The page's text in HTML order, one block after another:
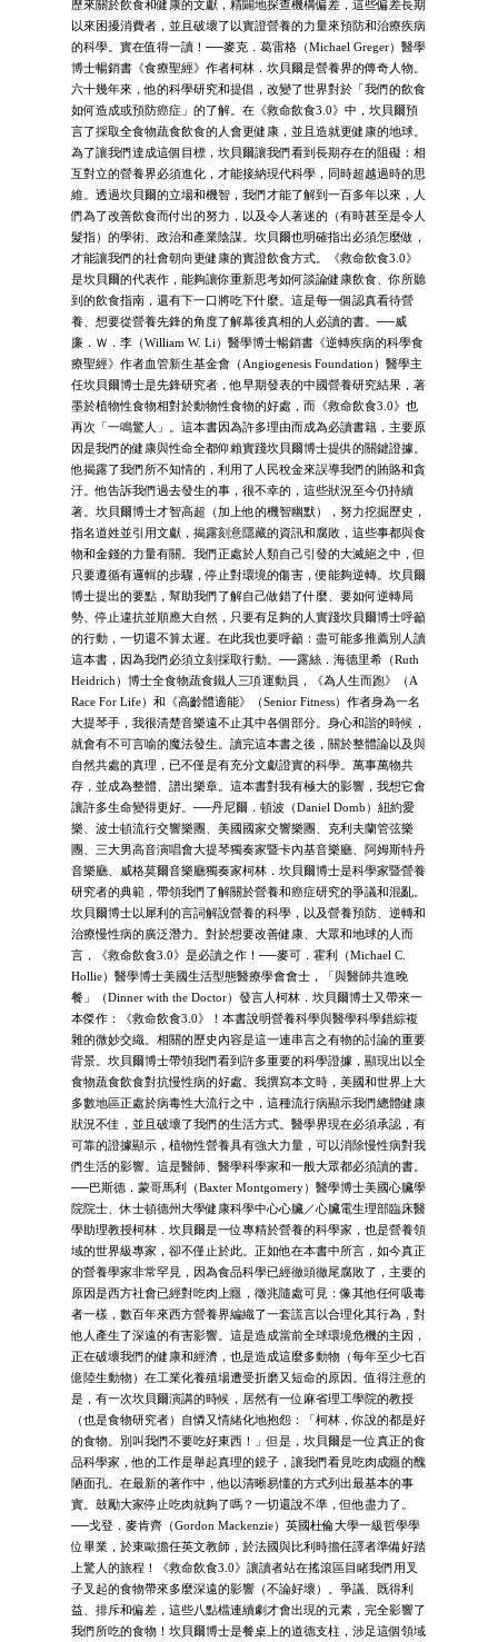
歷來關於飲食和健康的文獻，精闢地探查機構偏差，這些偏差長期
以來困擾消費者，並且破壞了以實證營養的力量來預防和治療疾病
的科學。實在值得一讀！──麥克．葛雷格（Michael Greger）醫學
博士暢銷書《食療聖經》作者柯林．坎貝爾是營養界的傳奇人物。
六十幾年來，他的科學研究和提倡，改變了世界對於「我們的飲食
如何造成或預防癌症」的了解。在《救命飲食3.0》中，坎貝爾預
言了採取全食物蔬食飲食的人會更健康，並且造就更健康的地球。
為了讓我們達成這個目標，坎貝爾讓我們看到長期存在的阻礙：相
互對立的營養界必須進化，才能接納現代科學，同時超越過時的思
維。透過坎貝爾的立場和機智，我們才能了解到一百多年以來，人
們為了改善飲食而付出的努力，以及令人著迷的（有時甚至是令人
髮指）的學術、政治和產業陰謀。坎貝爾也明確指出必須怎麼做，
才能讓我們的社會朝向更健康的實證飲食方式。《救命飲食3.0》
是坎貝爾的代表作，能夠讓你重新思考如何談論健康飲食、你所聽
到的飲食指南，還有下一口將吃下什麼。這是每一個認真看待營
養、想要從營養先鋒的角度了解幕後真相的人必讀的書。──威
廉．Ｗ．李（William W. Li）醫學博士暢銷書《逆轉疾病的科學食
療聖經》作者血管新生基金會（Angiogenesis Foundation）醫學主
任坎貝爾博士是先鋒研究者，他早期發表的中國營養研究結果，著
墨於植物性食物相對於動物性食物的好處，而《救命飲食3.0》也
再次「一鳴驚人」。這本書因為許多理由而成為必讀書籍，主要原
因是我們的健康與性命全都仰賴實踐坎貝爾博士提供的關鍵證據。
他揭露了我們所不知情的，利用了人民稅金來誤導我們的賄賂和貪
汙。他告訴我們過去發生的事，很不幸的，這些狀況至今仍持續
著。坎貝爾博士才智高超（加上他的機智幽默），努力挖掘歷史，
指名道姓並引用文獻，揭露刻意隱藏的資訊和腐敗，這些事都與食
物和金錢的力量有關。我們正處於人類自己引發的大滅絕之中，但
只要遵循有邏輯的步驟，停止對環境的傷害，便能夠逆轉。坎貝爾
博士提出的要點，幫助我們了解自己做錯了什麼、要如何逆轉局
勢、停止違抗並順應大自然，只要有足夠的人實踐坎貝爾博士呼籲
的行動，一切還不算太遲。在此我也要呼籲：盡可能多推薦別人讀
這本書，因為我們必須立刻採取行動。──露絲．海德里希（Ruth
Heidrich）博士全食物蔬食鐵人三項運動員，《為人生而跑》（A
Race For Life）和《高齡體適能》（Senior Fitness）作者身為一名
大提琴手，我很清楚音樂遠不止其中各個部分。身心和諧的時候，
就會有不可言喻的魔法發生。讀完這本書之後，關於整體論以及與
自然共處的真理，已不僅是有充分文獻證實的科學。萬事萬物共
存，並成為整體、譜出樂章。這本書對我有極大的影響，我想它會
讓許多生命變得更好。──丹尼爾．頓波（Daniel Domb）紐約愛
樂、波士頓流行交響樂團、美國國家交響樂團、克利夫蘭管弦樂
團、三大男高音演唱會大提琴獨奏家暨卡內基音樂廳、阿姆斯特丹
音樂廳、威格莫爾音樂廳獨奏家柯林．坎貝爾博士是科學家暨營養
研究者的典範，帶領我們了解關於營養和癌症研究的爭議和混亂。
坎貝爾博士以犀利的言詞解說營養的科學，以及營養預防、逆轉和
治療慢性病的廣泛潛力。對於想要改善健康、大眾和地球的人而
言，《救命飲食3.0》是必讀之作！──麥可．霍利（Michael C.
Hollie）醫學博士美國生活型態醫療學會會士，「與醫師共進晚
餐」（Dinner with the Doctor）發言人柯林．坎貝爾博士又帶來一
本傑作：《救命飲食3.0》！本書說明營養科學與醫學科學錯綜複
雜的微妙交織。相關的歷史內容是這一連串言之有物的討論的重要
背景。坎貝爾博士帶領我們看到許多重要的科學證據，顯現出以全
食物蔬食飲食對抗慢性病的好處。我撰寫本文時，美國和世界上大
多數地區正處於病毒性大流行之中，這種流行病顯示我們總體健康
狀況不佳，並且破壞了我們的生活方式。醫學界現在必須承認，有
可靠的證據顯示，植物性營養具有強大力量，可以消除慢性病對我
們生活的影響。這是醫師、醫學科學家和一般大眾都必須讀的書。
──巴斯德．蒙哥馬利（Baxter Montgomery）醫學博士美國心臟學
院院士、休士頓德州大學健康科學中心心臟／心臟電生理部臨床醫
學助理教授柯林．坎貝爾是一位專精於營養的科學家，也是營養領
域的世界級專家，卻不僅止於此。正如他在本書中所言，如今真正
的營養學家非常罕見，因為食品科學已經徹頭徹尾腐敗了，主要的
原因是西方社會已經對吃肉上癮，徵兆隨處可見：像其他任何吸毒
者一樣，數百年來西方營養界編織了一套謊言以合理化其行為，對
他人產生了深遠的有害影響。這是造成當前全球環境危機的主因，
正在破壞我們的健康和經濟，也是造成這麼多動物（每年至少七百
億陸生動物）在工業化養殖場遭受折磨又短命的原因。值得注意的
是，有一次坎貝爾演講的時候，居然有一位麻省理工學院的教授
（也是食物研究者）自憐又情緒化地抱怨：「柯林，你說的都是好
的食物。別叫我們不要吃好東西！」但是，坎貝爾是一位真正的食
品科學家，他的工作是舉起真理的鏡子，讓我們看見吃肉成癮的醜
陋面孔。在最新的著作中，他以清晰易懂的方式列出最基本的事
實。鼓勵大家停止吃肉就夠了嗎？一切還說不準，但他盡力了。
──戈登．麥肯齊（Gordon Mackenzie）英國杜倫大學一級哲學學
位畢業，於東歐擔任英文教師，於法國與比利時擔任譯者準備好踏
上驚人的旅程！《救命飲食3.0》讓讀者站在搖滾區目睹我們用叉
子叉起的食物帶來多麼深遠的影響（不論好壞）。爭議、既得利
益、排斥和偏差，這些八點檔連續劇才會出現的元素，完全影響了
我們所吃的食物！坎貝爾博士是餐桌上的道德支柱，涉足這個領域